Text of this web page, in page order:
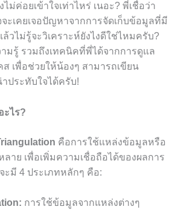
ม่ค่อยเข้าใจเท่าไหร่ เนอะ? พี่เชื่อว่า
ะเคยเจอปัญหาจากการจัดเก็บข้อมูลที่มี
วไม่รู้จะวิเคราะห์ยังไงดีใช่ไหมครับ?
มรู้ รวมถึงเทคนิคที่พี่ได้จากการดูแล
ส เพื่อช่วยให้น้องๆ สามารถเขียน
ประทับใจได้ครับ!
ะไร?
คือการใช้แหล่งข้อมูลหรือ
าย เพื่อเพิ่มความเชื่อถือได้ของผลการ
ะมี 4 ประเภทหลักๆ คือ:
การใช้ข้อมูลจากแหล่งต่างๆ